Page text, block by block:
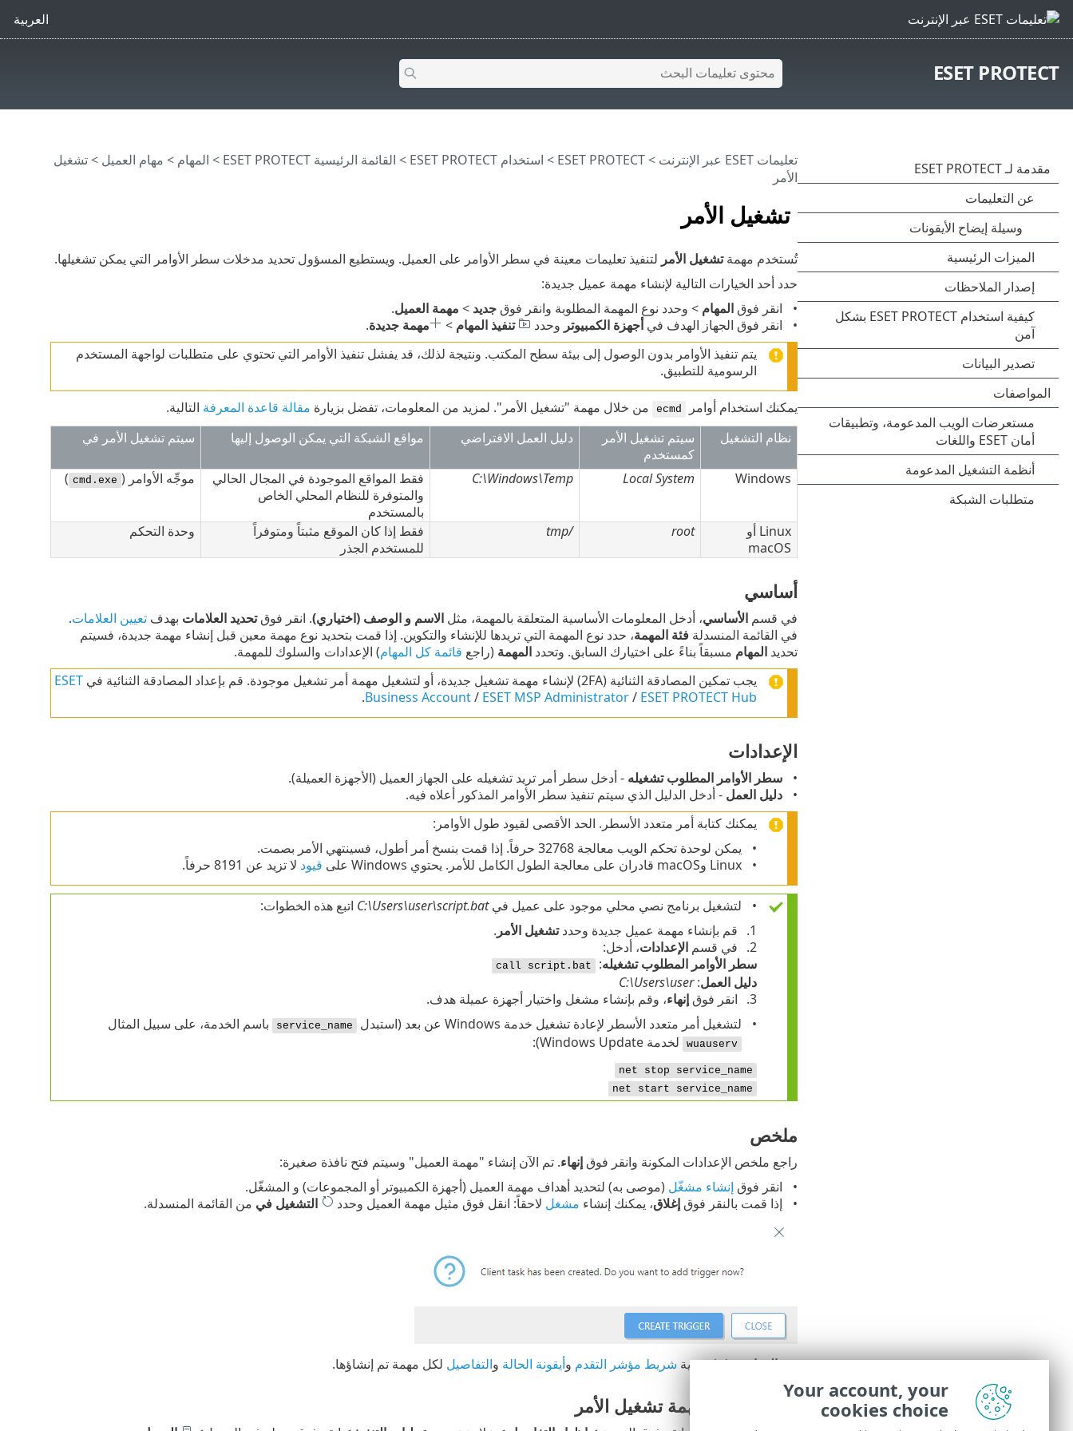
العربية
ESET PROTECT
تشغيل الأمر
تعليمات ESET عبر الإنترنت >
ESET PROTECT
> استخدام ‎ESET PROTECT > القائمة الرئيسية ESET PROTECT > المهام > مهام العميل > تشغيل
الأمر
تُستخدم مهمةتشغيل الأمر لتنفيذ تعليمات معينة في سطر الأوامر على العميل. ويستطيع المسؤول تحديد مدخلات سطر الأوامر التي يمكن تشغيلها.
حدد أحد الخيارات التالية لإنشاء مهمة عميل جديدة:
انقر فوقالمهام > وحدد نوع المهمة المطلوبة وانقر فوقجديد > مهمة العميل.
انقر فوق الجهاز الهدف فيأجهزة الكمبيوتر وحدد تنفيذ المهام > مهمة جديدة.
يتم تنفيذ الأوامر بدون الوصول إلى بيئة سطح المكتب. ونتيجة لذلك، قد يفشل تنفيذ الأوامر التي تحتوي على متطلبات لواجهة المستخدم
الرسومية للتطبيق.
يمكنك استخدام أوامر ecmd من خلال مهمة "تشغيل الأمر". لمزيد من المعلومات، تفضل بزيارة مقالة قاعدة المعرفة التالية.
نظام التشغيل
سيتم تشغيل الأمر
كمستخدم
دليل العمل الافتراضي مواقع الشبكة التي يمكن الوصول إليها سيتم تشغيل الأمر في
Windows
Local System
C:\Windows\Temp
فقط المواقع الموجودة في المجال الحالي
والمتوفرة للنظام المحلي الخاص
بالمستخدم
موجِّه الأوامر ( cmd.exe
)
Linux أو
macOS
root
/tmp
فقط إذا كان الموقع مثبتاً ومتوفراً
للمستخدم الجذر
وحدة التحكم
أساسي
في قسم الأساسي، أدخل المعلومات الأساسية المتعلقة بالمهمة، مثل الاسم و الوصف (اختياري). انقر فوقتحديد العلامات بهدف تعيين العلامات.
في القائمة المنسدلة فئة المهمة، حدد نوع المهمة التي تريدها للإنشاء والتكوين. إذا قمت بتحديد نوع مهمة معين قبل إنشاء مهمة جديدة، فسيتم
تحديد المهام مسبقاً بناءً على اختيارك السابق. وتحدد المهمة (راجع قائمة كل المهام) الإعدادات والسلوك للمهمة.
يجب تمكين المصادقة الثنائية (2FA) لإنشاء مهمة تشغيل جديدة، أو لتشغيل مهمة أمر تشغيل موجودة. قم بإعداد المصادقة الثنائية في
ESET
Business Account/ ESET MSP Administrator/ ESET PROTECT Hub
.
الإعدادات
سطر الأوامر المطلوب تشغيله - أدخل سطر أمر تريد تشغيله على الجهاز العميل (الأجهزة العميلة).
دليل العمل - أدخل الدليل الذي سيتم تنفيذ سطر الأوامر المذكور أعلاه فيه.
يمكنك كتابة أمر متعدد الأسطر. الحد الأقصى لقيود طول الأوامر:
يمكن لوحدة تحكم الويب معالجة 32768 حرفاً. إذا قمت بنسخ أمر أطول، فسينتهي الأمر بصمت.
Linux وmacOS قادران على معالجة الطول الكامل للأمر. يحتوي Windows على
قيود لا تزيد عن 8191 حرفاً.
لتشغيل برنامج نصي محلي موجود على عميل فيC:\Users\user\script.bat اتبع هذه الخطوات:
قم بإنشاء مهمة عميل جديدة وحددتشغيل الأمر .
في قسم الإعدادات، أدخل:
سطر الأوامر المطلوب تشغيله:
call script.bat
دليل العمل:
C:\Users\user
انقر فوقإنهاء، وقم بإنشاء مشغل واختيار أجهزة عميلة هدف.
لتشغيل أمر متعدد الأسطر لإعادة تشغيل خدمة Windows عن بعد (استبدل
service_name باسم الخدمة، على سبيل المثال
wuauserv لخدمة Windows Update):
net stop service_name
net start service_name
ملخص
راجع ملخص الإعدادات المكونة وانقر فوقإنهاء. تم الآن إنشاء "مهمة العميل" وسيتم فتح نافذة صغيرة:
انقر فوق إنشاء مشغّل (موصى به) لتحديد أهداف مهمة العميل (أجهزة الكمبيوتر أو المجموعات) و المشغّل.
إذا قمت بالنقر فوقإغلاق، يمكنك إنشاء مشغل لاحقاً: انقل فوق مثيل مهمة العميل وحدد التشغيل في من القائمة المنسدلة.
فيالمهام، يمكنك رؤية شريط مؤشر التقدم وأيقونة الحالة والتفاصيل لكل مهمة تم إنشاؤها.
فحص إخراج مهمة تشغيل الأمر
Your account, your
cookies choice